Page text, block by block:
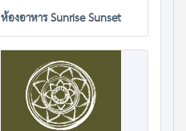
ห้องอาหาร Sunrise Sunset